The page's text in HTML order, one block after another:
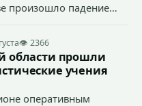
произошло падение
👁 2366
области прошли
учения
оперативным